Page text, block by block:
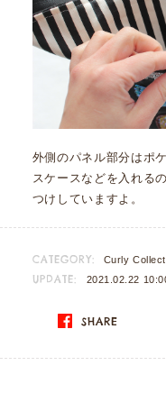
外側のパネル部分はポ
スケースなどを入れる
つけしていますよ。
CATEGORY: Curly
UPDATE: 2021.02.22
SHARE